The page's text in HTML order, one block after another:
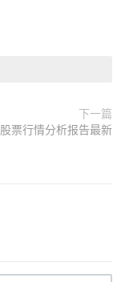
下一篇
票行情分析报告最新